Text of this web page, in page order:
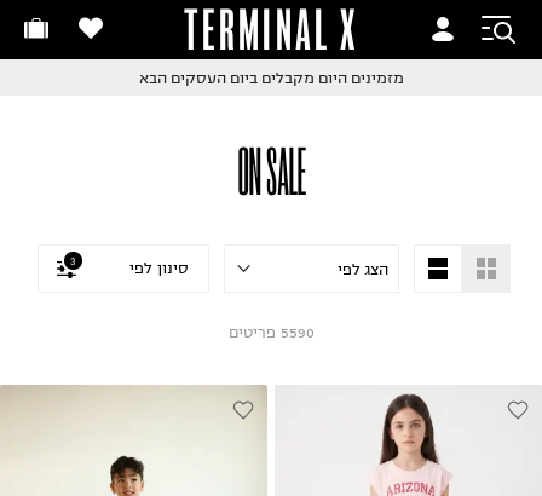
TERMINAL X
החלפות והחזרות בקליקעם שליח עד הבית!
ON SALE
סינון לפי 3
5590 פריטים